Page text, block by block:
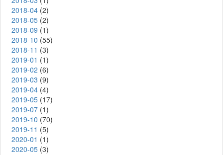
2018-04 (2)
2018-05 (2)
2018-09 (1)
2018-10 (55)
2018-11 (3)
2019-01 (1)
2019-02 (6)
2019-03 (9)
2019-04 (4)
2019-05 (17)
2019-07 (1)
2019-10 (70)
2019-11 (5)
2020-01 (1)
2020-05 (3)